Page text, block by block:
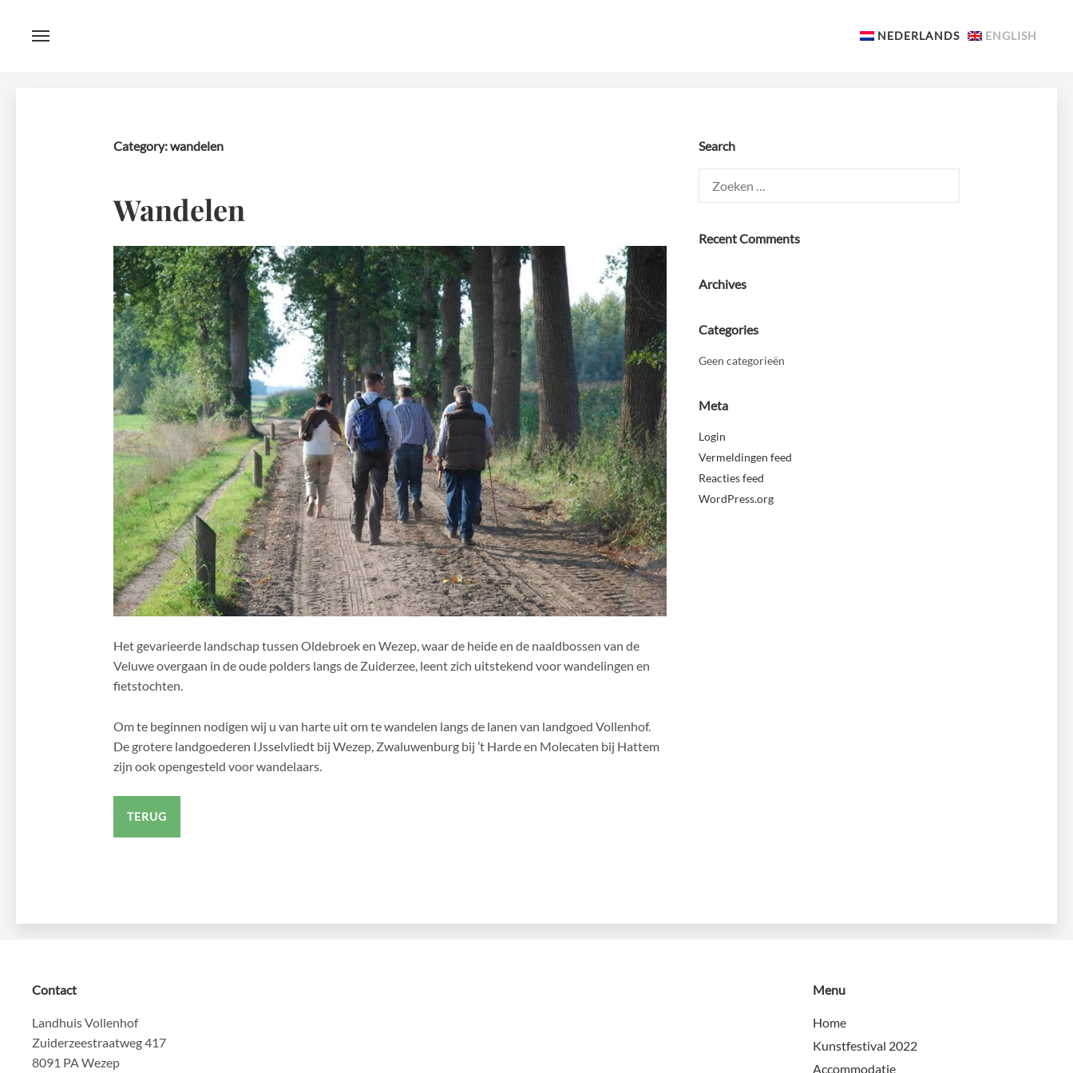
NEDERLANDS ENGLISH
Category:wandelen
Wandelen
Het gevarieerde landschap tussen Oldebroek en Wezep, waar de heide en de naaldbossen van de
Veluwe overgaan in de oude polders langs de Zuiderzee, leent zich uitstekend voor wandelingen en
fietstochten.
Om te beginnen nodigen wij u van harte uit om te wandelen langs de lanen van landgoed Vollenhof.
De grotere landgoederen IJsselvliedt bij Wezep, Zwaluwenburg bij ’t Harde en Molecaten bij Hattem
zijn ook opengesteld voor wandelaars.
TERUG
Search
naar:
Recent Comments
Archives
Categories
Geen categorieën
Meta
Login
Vermeldingen feed
Reacties feed
WordPress.org
Contact
Landhuis Vollenhof
Zuiderzeestraatweg 417
8091 PA Wezep
Menu
Home
Kunstfestival 2022
Accommodatie